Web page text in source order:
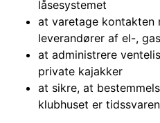
låsesystemet
at varetage kontakten
leverandører af el-,
at administrere
private kajakker
at sikre, at
klubhuset er